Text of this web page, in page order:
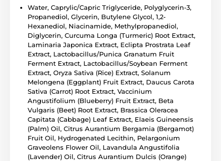
Water, Caprylic/Capric Triglyceride, Polyglycerin-3,
Propanediol, Glycerin, Butylene Glycol, 1,2-
Hexanediol, Niacinamide, Methylpropanediol,
Diglycerin, Curcuma Longa (Turmeric) Root Extract,
Laminaria Japonica Extract, Eclipta Prostrata Leaf
Extract, Lactobacillus/Punica Granatum Fruit
Ferment Extract, Lactobacillus/Soybean Ferment
Extract, Oryza Sativa (Rice) Extract, Solanum
Melongena (Eggplant) Fruit Extract, Daucus Carota
Sativa (Carrot) Root Extract, Vaccinium
Angustifolium (Blueberry) Fruit Extract, Beta
Vulgaris (Beet) Root Extract, Brassica Oleracea
Capitata (Cabbage) Leaf Extract, Elaeis Guineensis
(Palm) Oil, Citrus Aurantium Bergamia (Bergamot)
Fruit Oil, Hydrogenated Lecithin, Pelargonium
Graveolens Flower Oil, Lavandula Angustifolia
(Lavender) Oil, Citrus Aurantium Dulcis (Orange)